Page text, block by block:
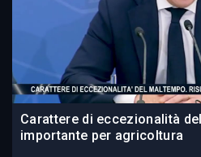
Carattere di eccezionalità
importante per agricoltura